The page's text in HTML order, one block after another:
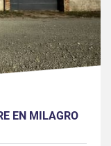
EN MILAGRO